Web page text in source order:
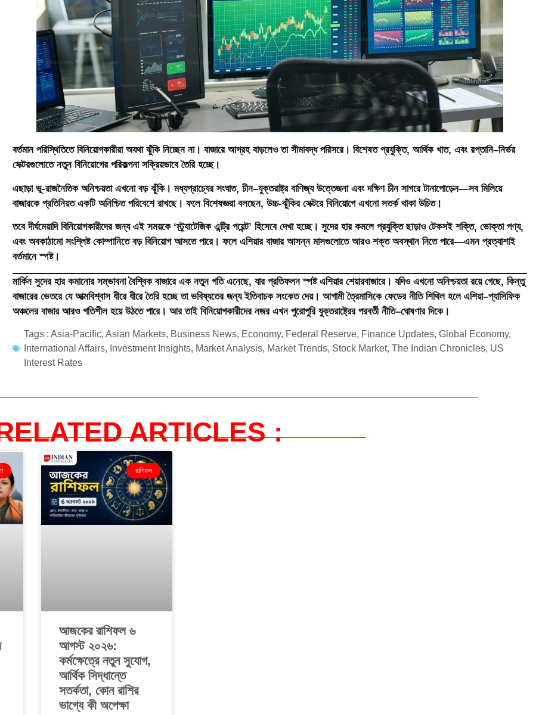
বর্তমান পরিস্থিতিতে বিনিয়োগকারীরা অযথা ঝুঁকি নিচ্ছেন না। বাজারে আগ্রহ বাড়লেও তা সীমাবদ্ধ পরিসরে। বিশেষত প্রযুক্তি, আর্থিক খাত, এবং রপ্তানি–নির্ভর
সেক্টরগুলোতে নতুন বিনিয়োগের পরিকল্পনা সক্রিয়ভাবে তৈরি হচ্ছে।
এছাড়া ভূ-রাজনৈতিক অনিশ্চয়তা এখনো বড় ঝুঁকি। মধ্যপ্রাচ্যের সংঘাত, চীন–যুক্তরাষ্ট্র বাণিজ্য উত্তেজনা এবং দক্ষিণ চীন সাগরে টানাপোড়েন—সব মিলিয়ে
বাজারকে প্রতিনিয়ত একটি অনিশ্চিত পরিবেশে রাখছে। ফলে বিশেষজ্ঞরা বলছেন, উচ্চ-ঝুঁকির সেক্টরে বিনিয়োগে এখনো সতর্ক থাকা উচিত।
তবে দীর্ঘমেয়াদি বিনিয়োগকারীদের জন্য এই সময়কে ‘স্ট্র্যাটেজিক এন্ট্রি পয়েন্ট’ হিসেবে দেখা হচ্ছে। সুদের হার কমলে প্রযুক্তি ছাড়াও টেকসই শক্তি, ভোক্তা পণ্য,
এবং অবকাঠামো সংশ্লিষ্ট কোম্পানিতে বড় বিনিয়োগ আসতে পারে। ফলে এশিয়ার বাজার আসন্ন মাসগুলোতে আরও শক্ত অবস্থান নিতে পারে—এমন প্রত্যাশাই
বর্তমানে স্পষ্ট।
মার্কিন সুদের হার কমানোর সম্ভাবনা বৈশ্বিক বাজারে এক নতুন গতি এনেছে, যার প্রতিফলন স্পষ্ট এশিয়ার শেয়ারবাজারে। যদিও এখনো অনিশ্চয়তা রয়ে গেছে, কিন্তু
বাজারের ভেতরে যে আত্মবিশ্বাস ধীরে ধীরে তৈরি হচ্ছে তা ভবিষ্যতের জন্য ইতিবাচক সংকেত দেয়। আগামী ত্রৈমাসিকে ফেডের নীতি শিথিল হলে এশিয়া–প্যাসিফিক
অঞ্চলের বাজার আরও গতিশীল হয়ে উঠতে পারে। আর তাই বিনিয়োগকারীদের নজর এখন পুরোপুরি যুক্তরাষ্ট্রের পরবর্তী নীতি–ঘোষণার দিকে।
Tags : Asia-Pacific,Asian Markets, Business News, Economy, Federal Reserve, Finance Updates,Global Economy,
International Affairs, Investment Insights, Market Analysis, Market Trends, Stock Market,The Indian Chronicles, US
Interest Rates
ARTICLES :
রাশিফল
আজকের রাশিফল ৬
আগস্ট ২০২৬:
কর্মক্ষেত্রে নতুন সুযোগ,
আর্থিক সিদ্ধান্তে
সতর্কতা, কোন রাশির
ভাগ্যে কী অপেক্ষা